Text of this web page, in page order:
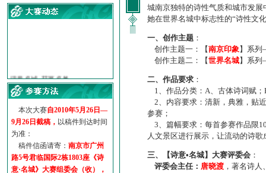
·【诗意·名城】地铁展示作...
诗意名城·地铁时间
参赛作品多达5000多首
“诗意·名城”晒诗会
特别通知--致广大诗词爱好...
本次大赛自2010年5月26日—
9月26日截稿， 以稿件到达时间
为准：
稿件信函请寄： 南京市广州
路5号君临国际2栋1803座《诗
意·名城》大赛组委会（收），
城南京独特的诗性气质和城市发
她在世界名城中标志性的“诗性文
一、创作主题 ：
创作主题一：【南京印象】系
创作主题二：【世界名城】系
二、作品要求 ：
1、作品分类：A、古体诗词赋；
2、内容要求：清新，典雅，贴
参赛；
3、篇幅要求：每首参赛作品限
人文景区进行展示，让流动的诗
三、【诗意•名城】大赛评委会 ：
评委会主任： 唐晓渡 ，著名诗